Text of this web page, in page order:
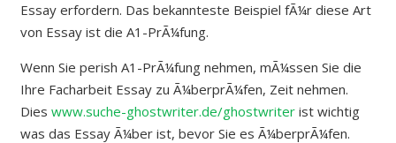
Essay erfordern. Das bekannteste Beispiel fÃ¼r diese Art
von Essay ist die A1-PrÃ¼fung.
Wenn Sie perish A1-PrÃ¼fung nehmen, mÃ¼ssen Sie die
Ihre Facharbeit Essay zu Ã¼berprÃ¼fen, Zeit nehmen.
Dies www.suche-ghostwriter.de/ghostwriterist wichtig
was das Essay Ã¼ber ist, bevor Sie es Ã¼berprÃ¼fen.